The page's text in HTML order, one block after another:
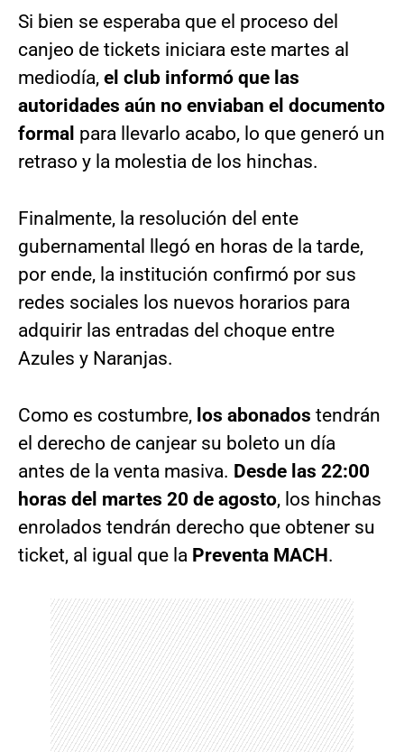
Si bien se esperaba que el proceso del
canjeo de tickets iniciara este martes al
mediodía, el club informó que las
autoridades aún no enviaban el documento
formal para llevarlo acabo, lo que generó un
retraso y la molestia de los hinchas.
Finalmente, la resolución del ente
gubernamental llegó en horas de la tarde,
por ende, la institución confirmó por sus
redes sociales los nuevos horarios para
adquirir las entradas del choque entre
Azules y Naranjas.
Como es costumbre, los abonados tendrán
el derecho de canjear su boleto un día
antes de la venta masiva. Desde las 22:00
horas del martes 20 de agosto, los hinchas
enrolados tendrán derecho que obtener su
ticket, al igual que la Preventa MACH.